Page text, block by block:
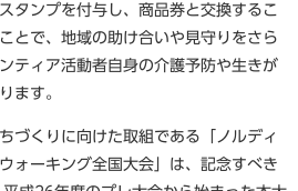
タンプを付与し、商品券と交換するこ
とで、地域の助け合いや見守りをさら
ティア活動者自身の介護予防や生きが
ます。
づくりに向けた取組である「ノルディ
ォーキング全国大会」は、記念すべき